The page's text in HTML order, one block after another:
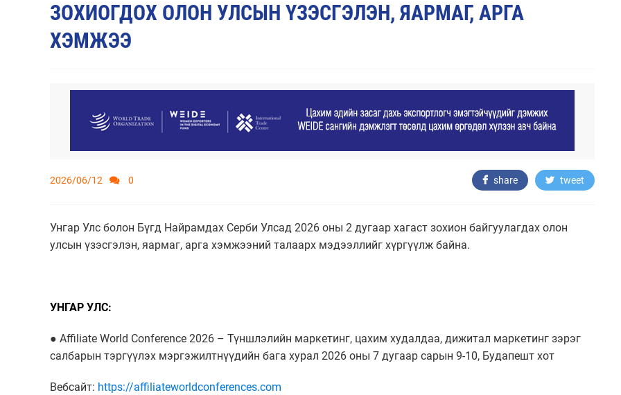
ЗОХИОГДОХ ОЛОН УЛСЫН ҮЗЭСГЭЛЭН, ЯАРМАГ, АРГА
ХЭМЖЭЭ
2026/06/12 0 share tweet
Унгар Улс болон Бүгд Найрамдах Серби Улсад 2026 оны 2 дугаар хагаст зохион байгуулагдах олон
улсын үзэсгэлэн, яармаг, арга хэмжээний талаарх мэдээллийг хүргүүлж байна.
УНГАР УЛС:
● Affiliate World Conference 2026 – Түншлэлийн маркетинг, цахим худалдаа, дижитал маркетинг зэрэг
салбарын тэргүүлэх мэргэжилтнүүдийн бага хурал 2026 оны 7 дугаар сарын 9-10, Будапешт хот
Вебсайт: https://affiliateworldconferences.com